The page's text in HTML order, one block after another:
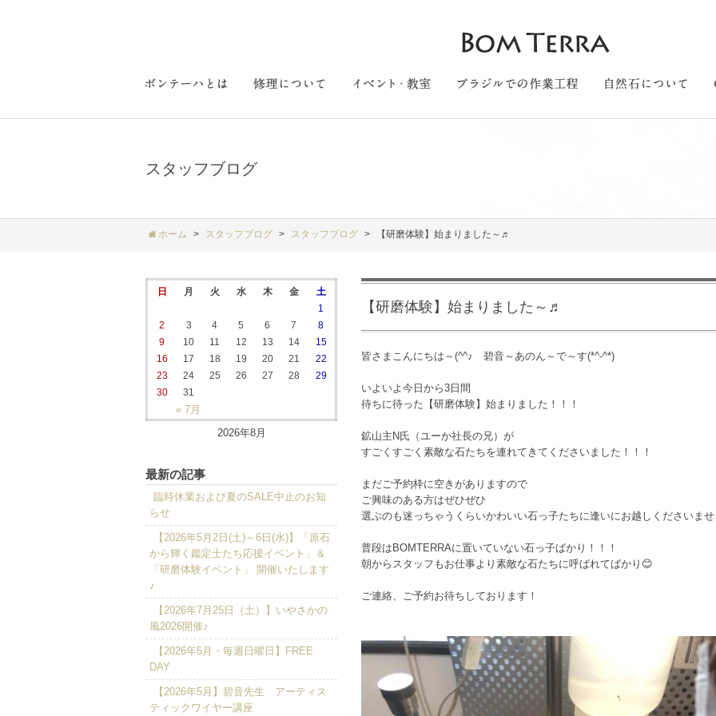
スタッフブログ
ホーム スタッフブログ スタッフブログ 【研磨体験】始まりました～♬
【研磨体験】始まりました～♬
皆さまこんにちは～(^^♪ 碧音～あのん～で～す(*^-^*)
いよいよ今日から3日間
待ちに待った【研磨体験】始まりました！！！
鉱山主N氏（ユーか社長の兄）が
すごくすごく素敵な石たちを連れてきてくださいました！！！
まだご予約枠に空きがありますので
ご興味のある方はぜひぜひ
選ぶのも迷っちゃうくらいかわいい石っ子たちに逢いにお越しくださいま
普段はBOMTERRAに置いていない石っ子ばかり！！！
朝からスタッフもお仕事より素敵な石たちに呼ばれてばかり😊
ご連絡、ご予約お待ちしております！
2026年8月
日 月 火 水 木 金 土
« 7月
1
2
3 4 5 6 7
8
9
10 11 12 13 14
15
16
17 18 19 20 21
22
23
24 25 26 27 28
29
30
31
最新の記事
臨時休業および夏のSALE中止のお知
らせ
【2026年5月2日(土)～6日(水)】「原石
から輝く鑑定士たち応援イベント」＆
「研磨体験イベント」 開催いたします
♪
【2026年7月25日（土）】いやさかの
風2026開催♪
【2026年5月・毎週日曜日】FREE
DAY
【2026年5月】碧音先生 アーティス
ティックワイヤー講座